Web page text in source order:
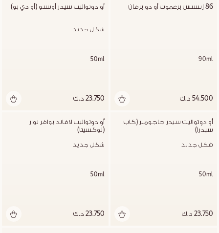
86 إنسنس برغموت أو دو برفان
90ml
54.500 د.ك
أو دوتواليت سيدر أونسو (أو دي بو)
شكل جديد
50ml
23.750 د.ك
سيدرا)
شكل جديد
50ml
23.750 د.ك
(لوكسيتا)
شكل جديد
50ml
23.750 د.ك